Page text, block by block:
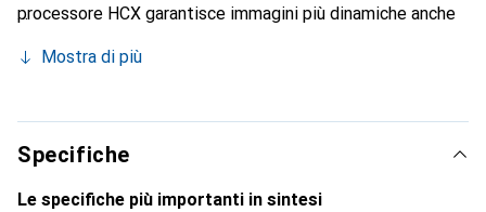
processore HCX garantisce immagini più dinamiche anche
Ultra HD. I suoi processi di crominanza e gradazione dei
Hollywood Laboratory. L'offerta di contenuti HDR ad
altissima risoluzione cresce costantemente. Il UB424 di
Panasonic è dotato di supporto Multi HDR, rendendolo
pronto per il futuro. Oltre al Hybrid Log Gamma per la TV
Mostra di più
Specifiche
Le specifiche più importanti in sintesi